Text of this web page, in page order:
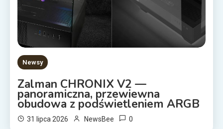
Newsy
Zalman CHRONIX V2 —
panoramiczna, przewiewna
obudowa z podświetleniem ARGB
31 lipca 2026 NewsBee 0